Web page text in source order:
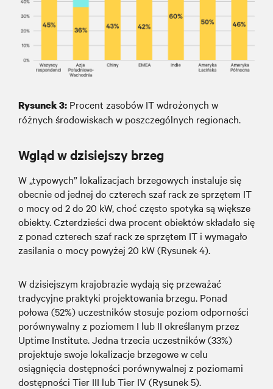
Rysunek3: Procent zasobów IT wdrożonych w
różnych środowiskach w poszczególnych regionach.
Wgląd w dzisiejszy brzeg
W „typowych” lokalizacjach brzegowych instaluje się
obecnie od jednej do czterech szaf rack ze sprzętem IT
o mocy od 2 do 20 kW, choć często spotyka są większe
obiekty. Czterdzieści dwa procent obiektów składało się
z ponad czterech szaf rack ze sprzętem IT i wymagało
zasilania o mocy powyżej 20 kW (Rysunek 4).
W dzisiejszym krajobrazie wydają się przeważać
tradycyjne praktyki projektowania brzegu. Ponad
połowa (52%) uczestników stosuje poziom odporności
porównywalny z poziomem I lub II określanym przez
Uptime Institute. Jedna trzecia uczestników (33%)
projektuje swoje lokalizacje brzegowe w celu
osiągnięcia dostępności porównywalnej z poziomami
dostępności Tier III lub Tier IV (Rysunek 5).